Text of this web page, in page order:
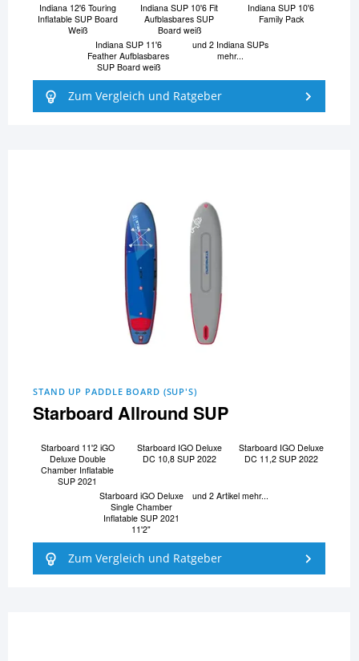
Indiana 12'6 Touring
Inflatable SUP Board
Weiß
Indiana SUP 10'6 Fit
Aufblasbares SUP
Board weiß
Indiana SUP 10'6
Family Pack
Indiana SUP 11'6
Feather Aufblasbares
SUP Board weiß
und 2 Indiana SUPs
mehr...
Zum Vergleich und Ratgeber
STAND UP PADDLE BOARD (SUP'S)
Starboard Allround SUP
Starboard 11'2 iGO
Deluxe Double
Chamber Inflatable
SUP 2021
Starboard IGO Deluxe
DC 10,8 SUP 2022
Starboard IGO Deluxe
DC 11,2 SUP 2022
Starboard iGO Deluxe
Single Chamber
Inflatable SUP 2021
11'2"
und 2 Artikel mehr...
Zum Vergleich und Ratgeber